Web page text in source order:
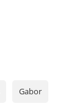
Gabor